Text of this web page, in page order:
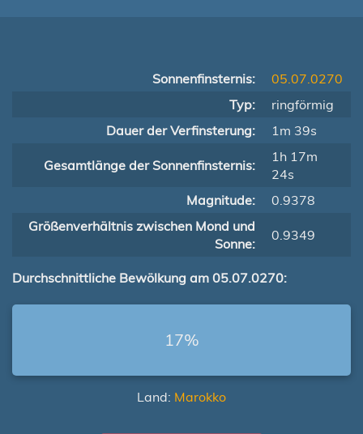
Sonnenfinsternis:
05.07.0270
Typ:
ringförmig
Dauer der Verfinsterung:
1m 39s
Gesamtlänge der Sonnenfinsternis:
1h 17m
24s
Magnitude:
0.9378
Größenverhältnis zwischen Mond und
Sonne:
0.9349
Durchschnittliche Bewölkung am 05.07.0270:
17%
Land: Marokko